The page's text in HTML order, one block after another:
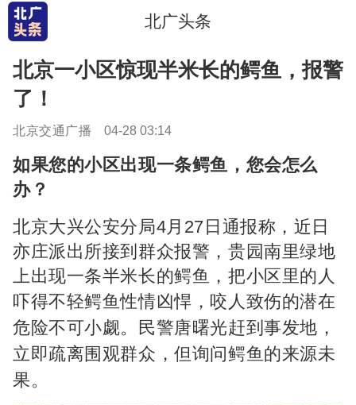
北广头条
北京一小区惊现半米长的鳄鱼，报警
了！
北京交通广播 04-28 03:14
如果您的小区出现一条鳄鱼， 您会怎么
办？
北京大兴公安分局4月27日通报称， 近日
亦庄派出所接到群众报警， 贵园南里绿地
上出现一条半米长的鳄鱼， 把小区里的人
吓得不轻鳄鱼性情凶悍，咬人致伤的潜在
危险不可小觑。民警唐曙光赶到事发地，
立即疏离围观群众，但询问鳄鱼的来源未
果。